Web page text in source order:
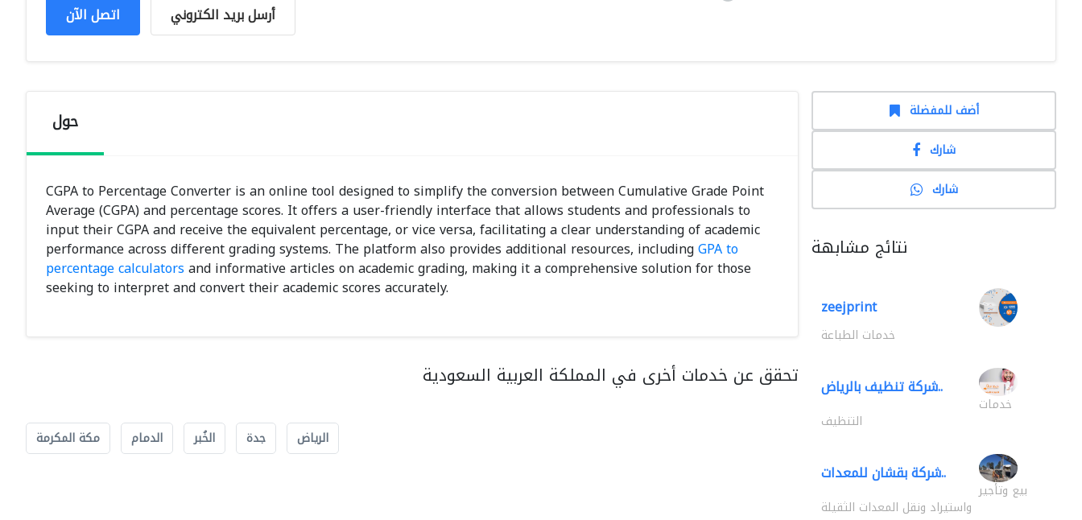
اتصل الآن أرسل بريد الكتروني
حول
CGPA to Percentage Converter is an online tool designed to simplify the conversion between Cumulative Grade Point
Average (CGPA) and percentage scores. It offers a user-friendly interface that allows students and professionals to
input their CGPA and receive the equivalent percentage, or vice versa, facilitating a clear understanding of academic
performance across different grading systems. The platform also provides additional resources, includingGPA to
percentage calculatorsand informative articles on academic grading, making it a comprehensive solution for those
seeking to interpret and convert their academic scores accurately.
تحقق عن خدمات أخرى في المملكة العربية السعودية
الرياض جدة الخُبر الدمام مكة المكرمة
أضف للمفضلة
شارك
شارك
نتائج مشابهة
zeejprint
خدمات الطباعة
شركة تنظيف بالرياض..
خدمات
التنظيف
شركة بقشان للمعدات..
بيع وتأجير
واستيراد ونقل المعدات الثقيلة